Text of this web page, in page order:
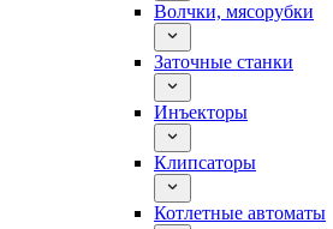
Волчки, мясорубки
Заточные станки
Инъекторы
Клипсаторы
Котлетные автоматы